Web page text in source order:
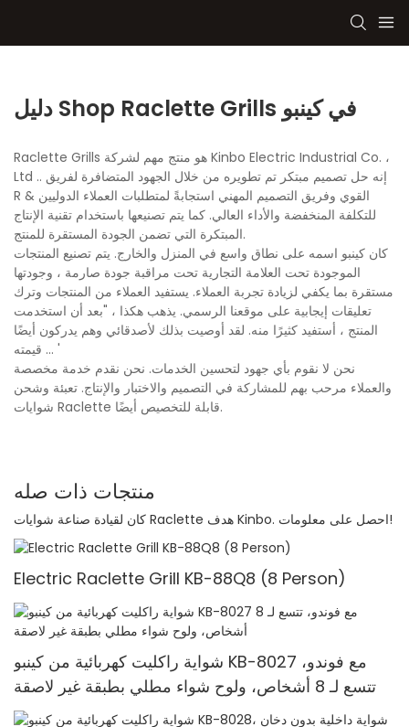
دليل Shop Raclette Grills في كينبو
Raclette Grills هو منتج مهم لشركة Kinbo Electric Industrial Co. ،
Ltd .. إنه حل تصميم مبتكر تم تطويره من خلال الجهود المتضافرة لفريق
R & القوي وفريق التصميم المهني استجابةً لمتطلبات العملاء الدوليين
للتكلفة المنخفضة والأداء العالي. كما يتم تصنيعها باستخدام تقنية الإنتاج
المبتكرة التي تضمن الجودة المستقرة للمنتج.
كان كينبو اسمه على نطاق واسع في المنزل والخارج. يتم تصنيع المنتجات
الموجودة تحت العلامة التجارية تحت مراقبة جودة صارمة ، وجودتها
مستقرة بما يكفي لزيادة تجربة العملاء. يستفيد العملاء من المنتجات وترك
تعليقات إيجابية على موقعنا الرسمي. يذهب هكذا ، "بعد أن استخدمت
المنتج ، أستفيد كثيرًا منه. لقد أوصيت بذلك لأصدقائي وهم يدركون أيضًا
قيمته ... '
نحن لا نقوم بأي جهود لتحسين الخدمات. نحن نقدم خدمة مخصصة
والعملاء مرحب بهم للمشاركة في التصميم والاختبار والإنتاج. تعبئة وشحن
شوايات Raclette قابلة للتخصيص أيضًا.
منتجات ذات صله
كان لقيادة صناعة شوايات Raclette هدف Kinbo. احصل على معلومات!
Electric Raclette Grill KB-88Q8 (8 Person)
شواية راكليت كهربائية من كينبو KB-8027 مع فوندو،
تتسع لـ 8 أشخاص، ولوح شواء مطلي بطبقة غير لاصقة